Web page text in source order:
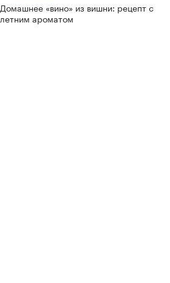
Домашнее «вино» из вишни: рецепт с
летним ароматом